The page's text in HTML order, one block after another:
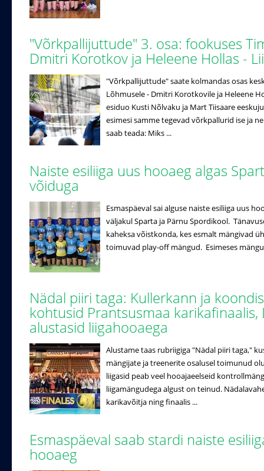
"Võrkpallijuttude" 3. osa: fookuses
Dmitri Korotkov ja Heleene Hollas -
"Võrkpallijuttude" saate kolmandas osas
Lõhmusele - Dmitri Korotkovile ja Heleene
esiduo Kusti Nõlvaku ja Mart Tiisaare
esimesi samme tegevad võrkpallurid ise ja
saab teada: Miks ...
Naiste esiliiga uus hooaeg algas
võiduga
Esmaspäeval sai alguse naiste esiliiga uus
väljakul Sparta ja Pärnu Spordikool.
kaheksa võistkonda, kes esmalt mängivad
toimuvad play-off mängud. Esimeses
Nädal piiri taga: Kullerkann ja
kohtusid Prantsusmaa karikafinaalis,
alustasid liigahooaega
Alustame taas rubriigiga "Nädal piiri taga,"
mängijate ja treenerite osalusel toimunud
liigasid peab veel hooajaeelseid
liigamängudega algust on teinud.
karikavõitja ning finaalis ...
Esmaspäeval saab stardi naiste
hooaeg